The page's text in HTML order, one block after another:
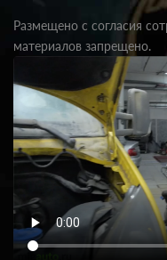
Размещено с согласия
материалов запрещено.